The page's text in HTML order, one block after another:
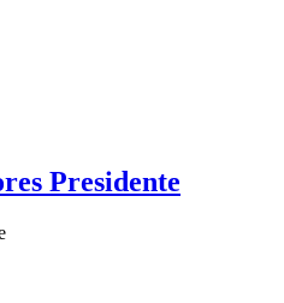
Presidente